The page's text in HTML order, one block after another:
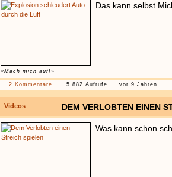
«Mach mich auf!»
Das kann selbst
2 Kommentare 5.882 Aufrufe vor 9 Jahren
Videos DEM VERLOBTEN EINEN
Was kann schon